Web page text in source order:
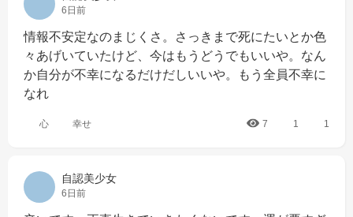
6日前
情報不安定なのまじくさ。さっきまで死にたいとか色
々あげいていたけど、今はもうどうでもいいや。なん
か自分が不幸になるだけだしいいや。もう全員不幸に
なれ
心 幸せ 7 1 1
自認美少女
6日前